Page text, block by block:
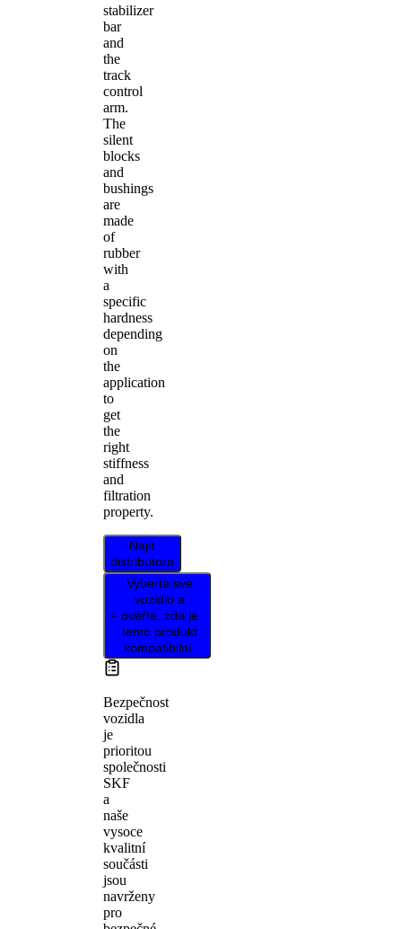
stabilizer
bar
and
the
track
control
arm.
The
silent
blocks
and
bushings
are
made
of
rubber
with
a
specific
hardness
depending
on
the
application
to
get
the
right
stiffness
and
filtration
property.
Najít
distributora
Vyberte své
vozidlo a
ověřte, zda je
tento produkt
kompatibilní.
Bezpečnost
vozidla
je
prioritou
společnosti
SKF
a
naše
vysoce
kvalitní
součásti
jsou
navrženy
pro